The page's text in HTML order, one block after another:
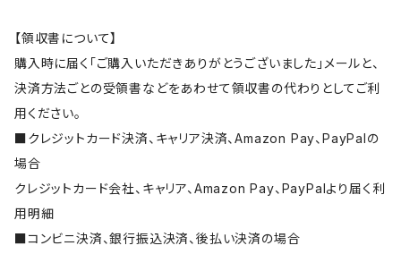
【領収書について】
購入時に届く「ご購入いただきありがとうございました」メールと、
決済方法ごとの受領書などをあわせて領収書の代わりとしてご利
用ください。
■クレジットカード決済、キャリア決済、Amazon Pay、PayPalの
場合
クレジットカード会社、キャリア、Amazon Pay、PayPalより届く利
用明細
■コンビニ決済、銀行振込決済、後払い決済の場合